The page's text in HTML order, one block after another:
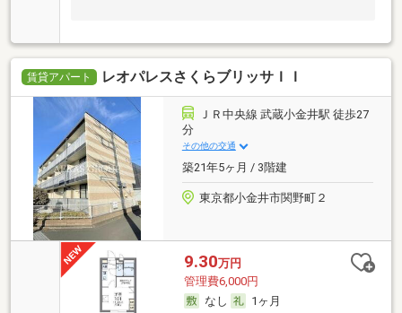
賃貸アパート レオパレスさくらブリッサＩＩ
ＪＲ中央線 武蔵小金井駅 徒歩27
分
その他の交通
築21年5ヶ月 / 3階建
東京都小金井市関野町２
9.30万円
管理費6,000円
なし
1ヶ月